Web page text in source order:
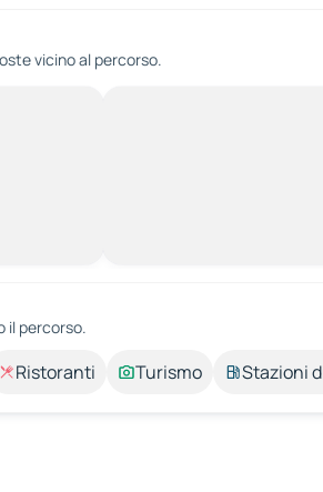
vicino al percorso.
il percorso.
Ristoranti Turismo Stazioni